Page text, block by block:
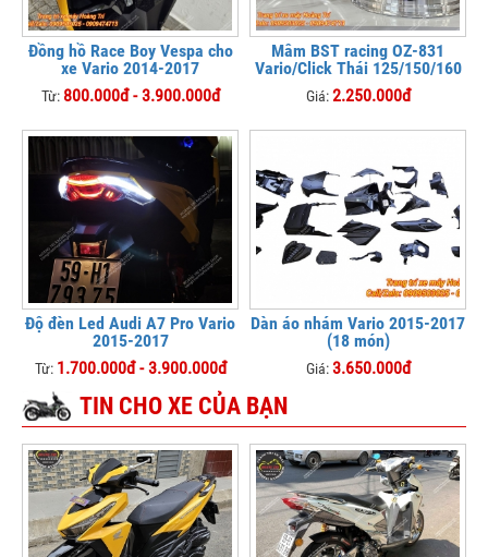
Đồng hồ Race Boy Vespa cho
xe Vario 2014-2017
Từ: 800.000đ - 3.900.000đ
Mâm BST racing OZ-831
Vario/Click Thái 125/150/160
Giá:2.250.000đ
Độ đèn Led Audi A7 Pro Vario
2015-2017
Từ: 1.700.000đ - 3.900.000đ
Dàn áo nhám Vario 2015-2017
(18 món)
Giá:3.650.000đ
TIN CHO XE CỦA BẠN